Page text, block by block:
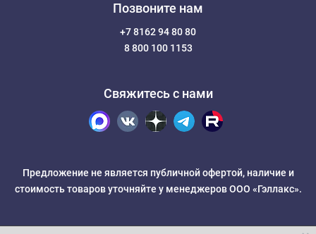
Позвоните нам
+7 8162 94 80 80
8 800 100 1153
Свяжитесь с нами
Предложение не является публичной офертой, наличие и
стоимость товаров уточняйте у менеджеров ООО «Гэллакс».